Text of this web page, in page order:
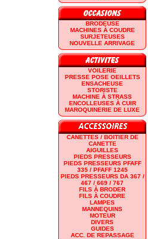
BRODEUSE
MACHINES À COUDRE
SURJETEUSES
NOUVELLE ARRIVAGE
VOILERIE
PRESSE POSE OEILLETS
ENSACHEUSE
STORISTE
MACHINE À STRASS
ENCOLLEUSES À CUIR
MAROQUINERIE DE LUXE
CANETTES / BOITIER DE
CANETTE
AIGUILLES
PIEDS PRESSEURS
PIEDS PRESSEURS PFAFF
335 / PFAFF 1245
PIEDS PRESSEURS DA 367 /
467 / 669 / 767
FILS À BRODER
FILS À COUDRE
LAMPES
MANNEQUINS
MOTEUR
DIVERS
GUIDES
ACC. DE REPASSAGE